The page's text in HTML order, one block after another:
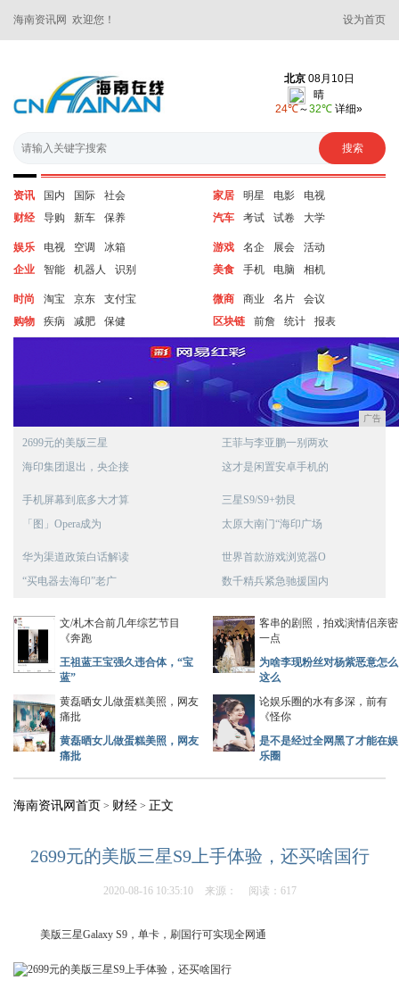
海南资讯网 欢迎您！ 设为首页
资讯 国内 国际
社会
财经
导购 新车 保养
家居 明星 电影
电视
汽车
考试 试卷 大学
娱乐 电视 空调
冰箱
企业
智能 机器人 识别
游戏 名企 展会
活动
美食
手机 电脑 相机
时尚 淘宝 京东
支付宝
购物
疾病 减肥 保健
微商 商业 名片
会议
区块链
前詹 统计 报表
广告
2699元的美版三星
海印集团退出，央企接
王菲与李亚鹏一别两欢
这才是闲置安卓手机的
手机屏幕到底多大才算
「图」Opera成为
三星S9/S9+勃艮
太原大南门“海印广场
华为渠道政策白话解读
“买电器去海印”老广
世界首款游戏浏览器O
数千精兵紧急驰援国内
文/札木合前几年综艺节目
《奔跑
王祖蓝王宝强久违合体，“宝
蓝”
客串的剧照，拍戏演情侣亲密
一点
为啥李现粉丝对杨紫恶意怎么
这么
黄磊晒女儿做蛋糕美照，网友
痛批
黄磊晒女儿做蛋糕美照，网友
痛批
论娱乐圈的水有多深，前有
《怪你
是不是经过全网黑了才能在娱
乐圈
海南资讯网首页 > 财经 > 正文
2699元的美版三星S9上手体验，还买啥国行
2020-08-16 10:35:10 来源： 阅读：617
美版三星Galaxy S9，单卡，刷国行可实现全网通